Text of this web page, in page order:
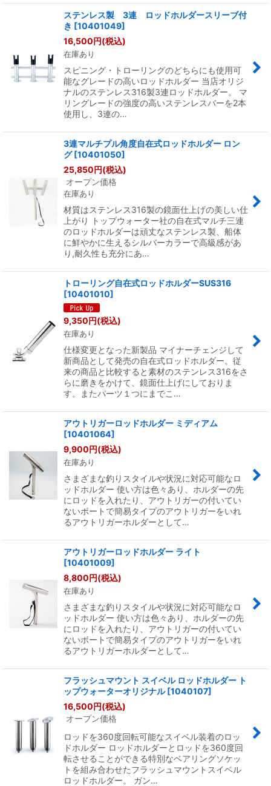
ステンレス製 3連 ロッドホルダースリーブ付
き [10401049]
16,500円(税込)
在庫あり
スピニング・トローリングのどちらにも使用可
能なグレードの高いロッドホルダー 当店オリジ
ナルのステンレス316製3連ロッドホルダー。 マ
リングレードの強度の高いステンレスバーを2本
使用し、3連の…
3連マルチプル角度自在式ロッドホルダー ロン
グ [10401050]
25,850円(税込)
オープン価格
在庫あり
材質はステンレス316製の鏡面仕上げの美しい仕
上がり トップウォーター社の自在式マルチ三連
のロッドホルダーは頑丈なステンレス製、船体
に鮮やかに生えるシルバーカラーで高級感があ
り,耐久性も充分にあ…
トローリング自在式ロッドホルダーSUS316
[10401010]
9,350円(税込)
在庫あり
仕様変更となった新製品 マイナーチェンジして
新商品として発売の自在式ロッドホルダー。従
来の商品と比較すると素材のステンレス316をさ
らに磨きをかけて、鏡面仕上げにしておりま
す。またパーツ１つにまでこ…
アウトリガーロッドホルダー ミディアム
[10401064]
9,900円(税込)
在庫あり
さまざまな釣りスタイルや状況に対応可能なロ
ッドホルダー 使い方は色々あり、ホルダーの先
にロッドを入れたり、アウトリガーの付いてい
ないボートで簡易タイプのアウトリガーをいれ
るアウトリガーホルダーとして…
アウトリガーロッドホルダー ライト
[10401009]
8,800円(税込)
在庫あり
さまざまな釣りスタイルや状況に対応可能なロ
ッドホルダー 使い方は色々あり、ホルダーの先
にロッドを入れたり、アウトリガーの付いてい
ないボートで簡易タイプのアウトリガーをいれ
るアウトリガーホルダーとして…
フラッシュマウント スイベル ロッドホルダー ト
ップウォーターオリジナル [1040107]
16,500円(税込)
オープン価格
ロッドを360度回転可能なスイベル装着のロッ
ドホルダー ロッドホルダーとロッドを360度回
転させることができる特別なベアリングソケッ
トを組み合わせたフラッシュマウントスイベル
ロッドホルダー。 ガン…